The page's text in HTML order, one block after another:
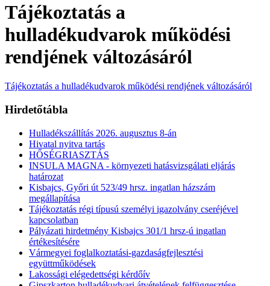
Tájékoztatás a
hulladékudvarok működési
rendjének változásáról
Tájékoztatás a hulladékudvarok működési rendjének változásáról
Hirdetőtábla
Hulladékszállítás 2026. augusztus 8-án
Hivatal nyitva tartás
HŐSÉGRIASZTÁS
INSULA MAGNA - környezeti hatásvizsgálati eljárás
határozat
Kisbajcs, Győri út 523/49 hrsz. ingatlan házszám
megállapítása
Tájékoztatás régi típusú személyi igazolvány cseréjével
kapcsolatban
Pályázati hirdetmény Kisbajcs 301/1 hrsz-ú ingatlan
értékesítésére
Vármegyei foglalkoztatási-gazdaságfejlesztési
együttműködések
Lakossági elégedettségi kérdőív